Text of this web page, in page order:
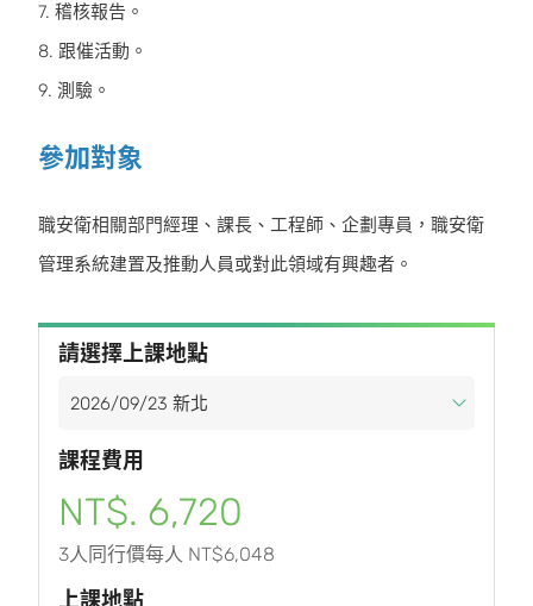
7. 稽核報告。
8. 跟催活動。
9. 測驗。
參加對象
職安衛相關部門經理、課長、工程師、企劃專員，職安衛
管理系統建置及推動人員或對此領域有興趣者。
請選擇上課地點
課程費用
NT$. 6,720
3人同行價每人 NT$6,048
上課地點